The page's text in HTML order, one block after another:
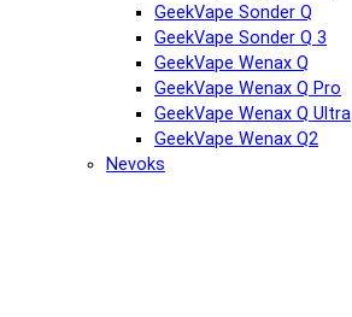
GeekVape Sonder Q
GeekVape Sonder Q 3
GeekVape Wenax Q
GeekVape Wenax Q Pro
GeekVape Wenax Q Ultra
GeekVape Wenax Q2
Nevoks